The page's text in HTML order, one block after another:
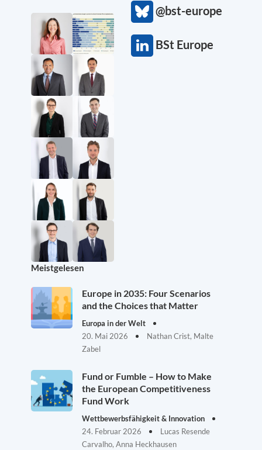
@bst-europe
BSt Europe
Meistgelesen
Europe in 2035: Four Scenarios
and the Choices that Matter
Europa in der Welt
20. Mai 2026
Nathan Crist, Malte
Zabel
Fund or Fumble – How to Make
the European Competitiveness
Fund Work
Wettbewerbsfähigkeit & Innovation
24. Februar 2026
Lucas Resende
Carvalho, Anna Heckhausen